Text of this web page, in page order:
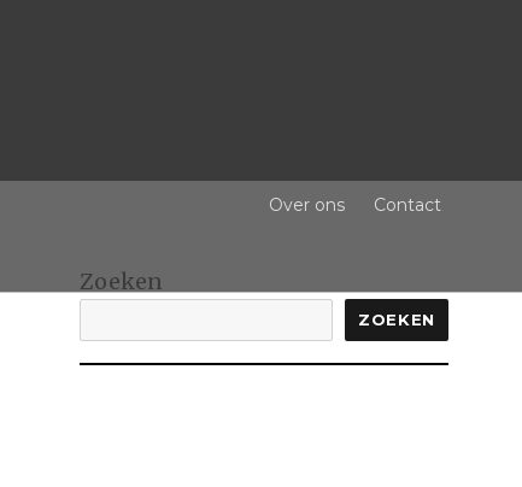
Over ons Contact
Zoeken
ZOEKEN